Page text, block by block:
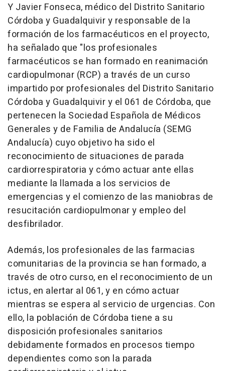
Y Javier Fonseca, médico del Distrito Sanitario
Córdoba y Guadalquivir y responsable de la
formación de los farmacéuticos en el proyecto,
ha señalado que "los profesionales
farmacéuticos se han formado en reanimación
cardiopulmonar (RCP) a través de un curso
impartido por profesionales del Distrito Sanitario
Córdoba y Guadalquivir y el 061 de Córdoba, que
pertenecen la Sociedad Española de Médicos
Generales y de Familia de Andalucía (SEMG
Andalucía) cuyo objetivo ha sido el
reconocimiento de situaciones de parada
cardiorrespiratoria y cómo actuar ante ellas
mediante la llamada a los servicios de
emergencias y el comienzo de las maniobras de
resucitación cardiopulmonar y empleo del
desfibrilador.
Además, los profesionales de las farmacias
comunitarias de la provincia se han formado, a
través de otro curso, en el reconocimiento de un
ictus, en alertar al 061, y en cómo actuar
mientras se espera al servicio de urgencias. Con
ello, la población de Córdoba tiene a su
disposición profesionales sanitarios
debidamente formados en procesos tiempo
dependientes como son la parada